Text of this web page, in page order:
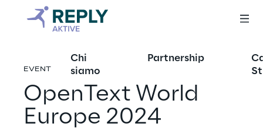
Chi
siamo
Partnership
EVENT
OpenText World
Europe 2024